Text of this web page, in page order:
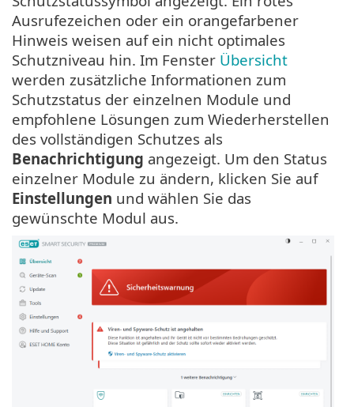
Ausrufezeichen oder ein orangefarbener
Hinweis weisen auf ein nicht optimales
Schutzniveau hin. Im Fenster Übersicht
werden zusätzliche Informationen zum
Schutzstatus der einzelnen Module und
empfohlene Lösungen zum Wiederherstellen
des vollständigen Schutzes als
Benachrichtigung angezeigt. Um den Status
einzelner Module zu ändern, klicken Sie auf
Einstellungen und wählen Sie das
gewünschte Modul aus.